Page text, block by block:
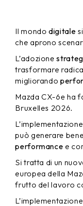
Il mondodigitale
che aprono
L’adozione
trasformare
migliorando
Mazda CX-6e ha
Bruxelles 2026.
può generare
performance e
Si tratta di un
europea della
frutto del lavoro